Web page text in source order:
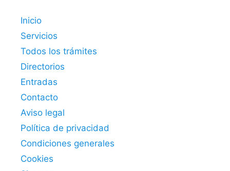
Inicio
Servicios
Todos los trámites
Directorios
Entradas
Contacto
Aviso legal
Política de privacidad
Condiciones generales
Cookies